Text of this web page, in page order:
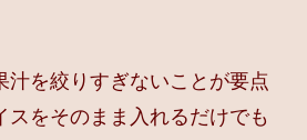
汁を絞りすぎないことが要点
スをそのまま入れるだけでも